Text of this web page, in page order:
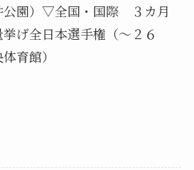
公園）▽全国・国際 ３カ月
げ全日本選手権（～２６
育館）